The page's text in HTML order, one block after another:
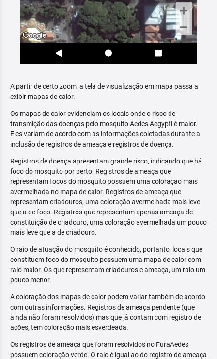
A partir de certo zoom, a tela de visualização em mapa passa a
exibir mapas de calor.
Os mapas de calor evidenciam os locais onde o risco de
transmição das doenças pelo mosquito Aedes Aegypti é maior.
Eles variam de acordo com as informações coletadas durante a
inclusão de registros de ameaça e registros de doença.
Registros de doença apresentam grande risco, indicando que há
foco do mosquito por perto. Registros de ameaça que
representam focos do mosquito possuem uma coloração mais
avermelhada no mapa de calor. Registros de ameaça que
representam criadouros, uma coloração avermelhada mais leve
que a de foco. Registros que representam apenas ameaça de
constituição de criadouro, uma coloração avermelhada um pouco
mais leve que a de criadouro.
O raio de atuação do mosquito é conhecido, portanto, locais que
constituem foco do mosquito possuem uma mapa de calor com
raio maior. Os que representam criadouros e ameaça, um raio um
pouco menor.
A coloração dos mapas de calor podem variar também de acordo
com outras informações. Registros de ameaça pendente (que
ainda não foram resolvidos) mas que já contam com registro de
ações, tem coloração mais esverdeada.
Os registros de ameaça que foram resolvidos no FuraAedes
possuem coloração verde. O raio é igual ao do registro de ameaça